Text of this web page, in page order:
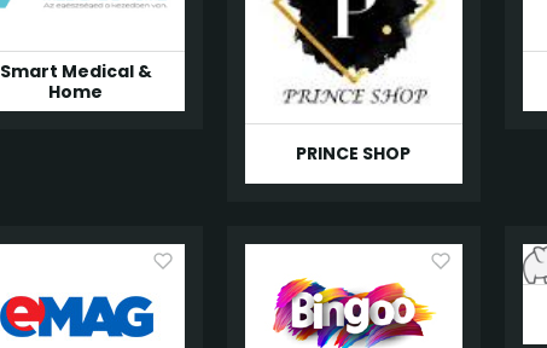
Smart Medical &
Home
PRINCE SHOP